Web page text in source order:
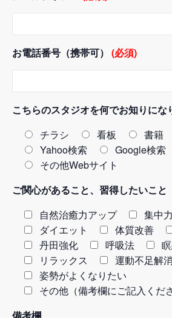
お電話番号（携帯可） (必須)
こちらのスタジオを何でお知りにな
チラシ
看板 書籍
Yahoo検索
Google検索
その他Webサイト
ご関心があること、習得したいこと
自然治癒力アップ
集中
ダイエット
体質改善
丹田強化
呼吸法
リラックス
運動不足解消
姿勢がよくなりたい
その他（備考欄にご記入くだ